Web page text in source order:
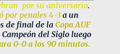
por su aniversario.
por penales 4-3a un
de final de la Copa AUF
del Siglo luego
0-0 a los 90 minutos.